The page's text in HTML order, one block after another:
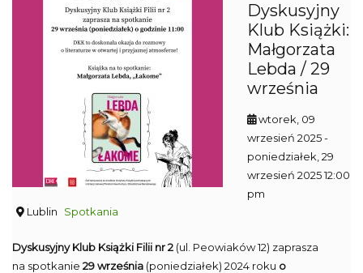
Dyskusyjny
Klub Książki:
Małgorzata
Lebda / 29
września
wtorek, 09
wrzesień 2025-
poniedziałek, 29
wrzesień 2025 12:00
pm
Lublin
Spotkania
Dyskusyjny Klub Książki Filii nr 2 (ul. Peowiaków 12) zaprasza
na spotkanie 29 września (poniedziałek) 2024 roku o